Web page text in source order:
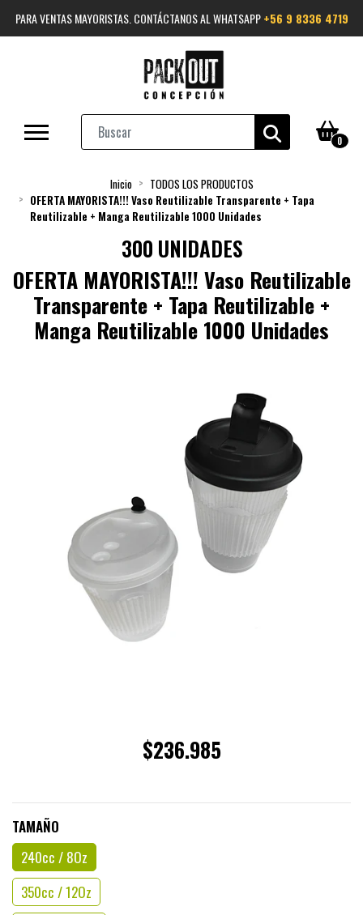
PARA VENTAS MAYORISTAS. CONTÁCTANOS AL WHATSAPP+56 9 8336 4719
0
Inicio
TODOS LOS PRODUCTOS
OFERTA MAYORISTA!!! Vaso Reutilizable Transparente + Tapa
Reutilizable + Manga Reutilizable 1000 Unidades
300 UNIDADES
OFERTA MAYORISTA!!! Vaso Reutilizable
Transparente + Tapa Reutilizable +
Manga Reutilizable 1000 Unidades
$236.985
TAMAÑO
240cc / 8Oz
350cc / 12Oz